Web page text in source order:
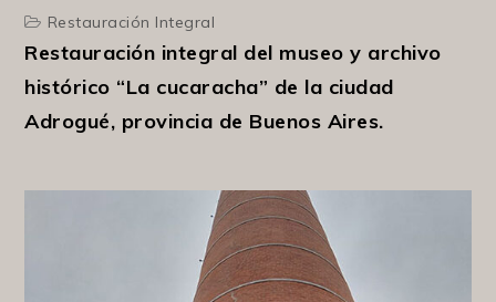
Restauración Integral
Restauración integral del museo y archivo
histórico “La cucaracha” de la ciudad
Adrogué, provincia de Buenos Aires.